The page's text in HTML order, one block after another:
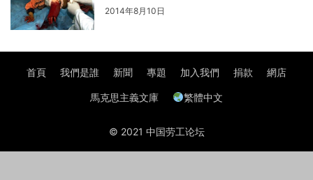
2014年8月10日
首頁 我們是誰 新聞 專題 加入我們 捐款 網店
馬克思主義文庫 繁體中文
© 2021 中国劳工论坛